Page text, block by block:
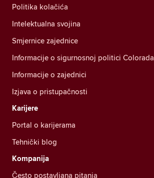
Politika kolačića
Intelektualna svojina
Smjernice zajednice
Informacije o sigurnosnoj politici Colorada
Informacije o zajednici
Izjava o pristupačnosti
Karijere
Portal o karijerama
Tehnički blog
Kompanija
Često postavljana pitanja